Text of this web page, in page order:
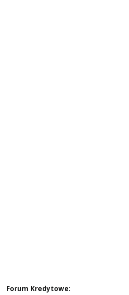
Forum Kredytowe: